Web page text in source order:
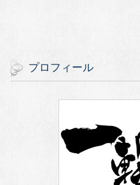
プロフィール